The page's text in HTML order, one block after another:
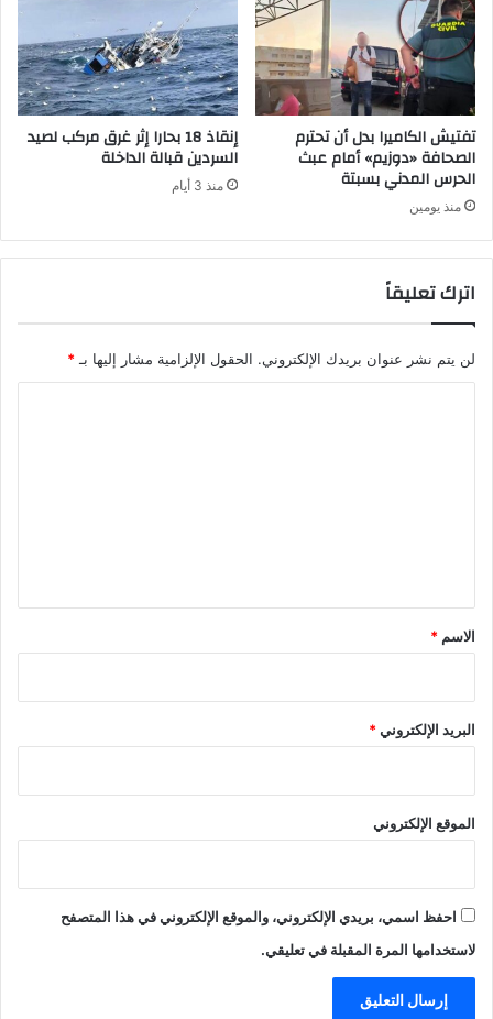
تفتيش الكاميرا بدل أن تحترم
الصحافة «دوزيم» أمام عبث
الحرس المدني بسبتة
منذ يومين
إنقاذ 18 بحارا إثر غرق مركب لصيد
السردين قبالة الداخلة
منذ 3 أيام
اترك تعليقاً
لن يتم نشر عنوان بريدك الإلكتروني. الحقول الإلزامية مشار إليها بـ*
*
الاسم *
البريد الإلكتروني*
الموقع الإلكتروني
احفظ اسمي، بريدي الإلكتروني، والموقع الإلكتروني في هذا المتصفح
لاستخدامها المرة المقبلة في تعليقي.